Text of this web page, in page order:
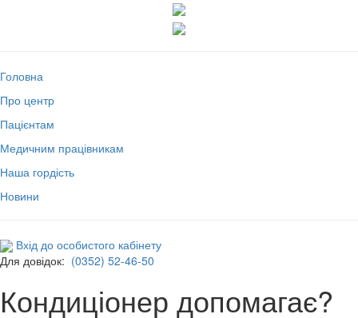
Головна
Про центр
Пацієнтам
Медичним працівникам
Наша гордість
Новини
Вхід до особистого кабінету
Для довідок: (0352) 52-46-50
Кондиціонер допомагає?